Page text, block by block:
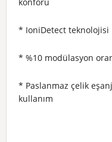
* IoniDetect
* %10 modülasyon
* Paslanmaz çelik
kullanım